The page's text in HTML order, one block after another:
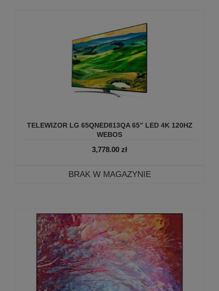
TELEWIZOR LG 65QNED813QA 65” LED 4K 120HZ
WEBOS
3,778.00 zł
BRAK W MAGAZYNIE